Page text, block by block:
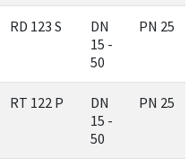
RD 123 S
DN
15 -
50
PN 25
RT 122 P
DN
15 -
50
PN 25